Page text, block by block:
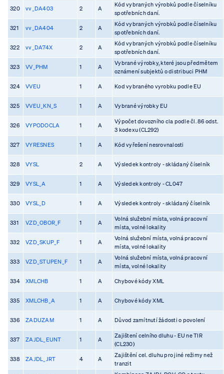
320 vv_DA403 2 A
Kód vybraných výrobků podle číselníku
spotřebních daní.
321 vv_DA404 2 A
Kód vybraných výrobků podle číselníku
spotřebních daní.
322 vv_DA74X 2 A
Kód vybraných výrobků podle číselníku
spotřebních daní.
323 VV_PHM 1 A
Vybrané výrobky, které jsou předmětem
oznámení subjektů o distribuci PHM
324 VVEU 1 A Kod vybraného vyrobku podle EU
325 VVEU_KN_S 1 A Vybrané výrobky EU
326 VYPODOCLA 1 A
Výpočet dovozního cla podle čl. 86 odst.
3 kodexu (CL292)
327 VYRESNES 1 A Kód vyřešení nesrovnalosti
328 VYSL 2 A Výsledek kontroly - skládaný číselník
329 VYSL_A 1 A Výsledek kontroly - CL047
330 VYSL_D 1 A Výsledek kontroly - skládaný číselník
331 VZD_OBOR_F 1 A
Volná služební místa, volná pracovní
místa, volné lokality
332 VZD_SKUP_F 1 A
Volná služební místa, volná pracovní
místa, volné lokality
333 VZD_STUPEN_F 1 A
Volná služební místa, volná pracovní
místa, volné lokality
334 XMLCHB 1 A Chybové kódy XML
335 XMLCHB_A 1 A Chybové kódy XML
336 ZADUZAM 1 A Důvod zamítnutí žádosti o povolení
337 ZAJDL_EUNT 1 A
Zajištení celního dluhu - EU ne TIR
(CL230)
338 ZAJDL_JRT 4 A
Zajištění cel. dluhu pro jiné režimy než
tranzit